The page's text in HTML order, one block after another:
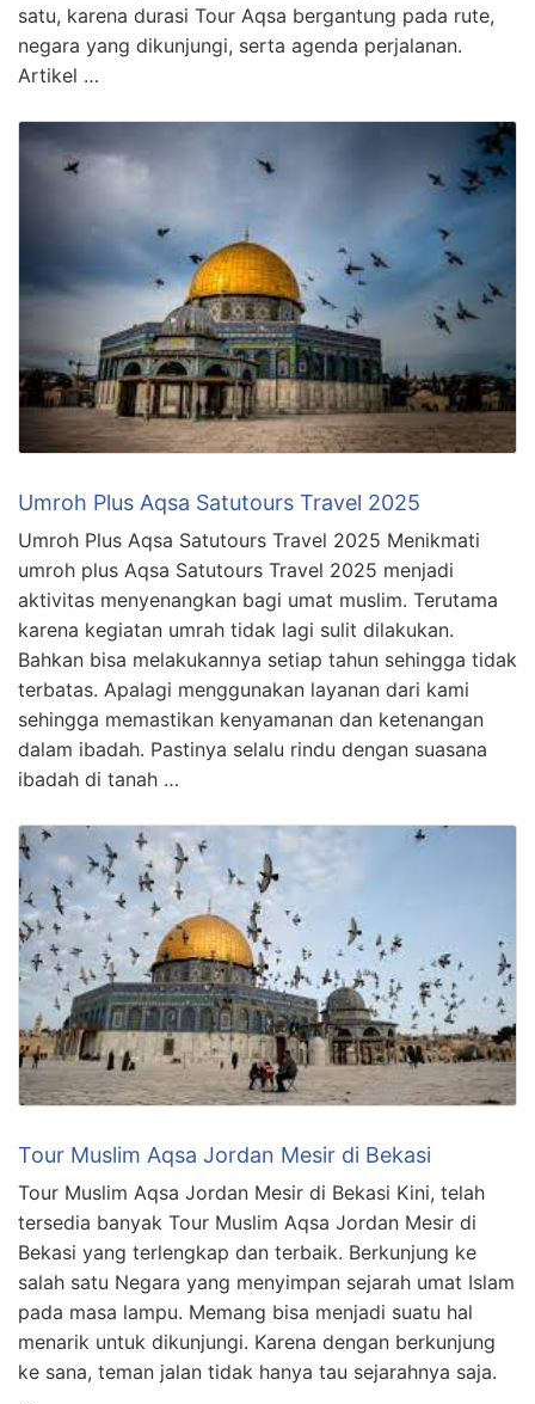
satu, karena durasi Tour Aqsa bergantung pada rute,
negara yang dikunjungi, serta agenda perjalanan.
Artikel …
Umroh Plus Aqsa Satutours Travel 2025
Umroh Plus Aqsa Satutours Travel 2025 Menikmati
umroh plus Aqsa Satutours Travel 2025 menjadi
aktivitas menyenangkan bagi umat muslim. Terutama
karena kegiatan umrah tidak lagi sulit dilakukan.
Bahkan bisa melakukannya setiap tahun sehingga tidak
terbatas. Apalagi menggunakan layanan dari kami
sehingga memastikan kenyamanan dan ketenangan
dalam ibadah. Pastinya selalu rindu dengan suasana
ibadah di tanah …
Tour Muslim Aqsa Jordan Mesir di Bekasi
Tour Muslim Aqsa Jordan Mesir di Bekasi Kini, telah
tersedia banyak Tour Muslim Aqsa Jordan Mesir di
Bekasi yang terlengkap dan terbaik. Berkunjung ke
salah satu Negara yang menyimpan sejarah umat Islam
pada masa lampu. Memang bisa menjadi suatu hal
menarik untuk dikunjungi. Karena dengan berkunjung
ke sana, teman jalan tidak hanya tau sejarahnya saja.